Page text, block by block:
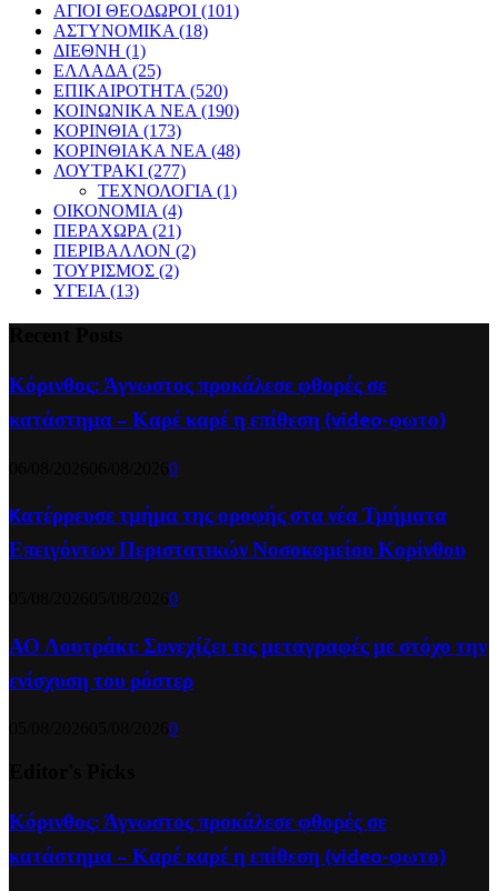
ΑΓΙΟΙ ΘΕΟΔΩΡΟΙ (101)
ΑΣΤΥΝΟΜΙΚΑ (18)
ΔΙΕΘΝΗ (1)
ΕΛΛΑΔΑ (25)
ΕΠΙΚΑΙΡΟΤΗΤΑ (520)
ΚΟΙΝΩΝΙΚΑ ΝΕΑ (190)
ΚΟΡΙΝΘΙΑ (173)
ΚΟΡΙΝΘΙΑΚΑ ΝΕΑ (48)
ΛΟΥΤΡΑΚΙ (277)
ΤΕΧΝΟΛΟΓΙΑ (1)
ΟΙΚΟΝΟΜΙΑ (4)
ΠΕΡΑΧΩΡΑ (21)
ΠΕΡΙΒΑΛΛΟΝ (2)
ΤΟΥΡΙΣΜΟΣ (2)
ΥΓΕΙΑ (13)
Κόρινθος: Άγνωστος προκάλεσε φθορές σε
κατάστημα – Καρέ καρέ η επίθεση (video-φωτο)
0
Kατέρρευσε τμήμα της οροφής στα νέα Τμήματα
Επειγόντων Περιστατικών Νοσοκομείου Κορίνθου
0
ΑΟ Λουτράκι: Συνεχίζει τις μεταγραφές με στόχο την
ενίσχυση του ρόστερ
0
Κόρινθος: Άγνωστος προκάλεσε φθορές σε
κατάστημα – Καρέ καρέ η επίθεση (video-φωτο)